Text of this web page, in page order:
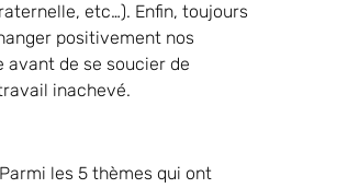
etc…). Enfin, toujours
positivement nos
avant de se soucier de
inachevé.
les 5 thèmes qui ont